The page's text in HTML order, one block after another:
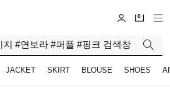
0
JACKET SKIRT BLOUSE SHOES